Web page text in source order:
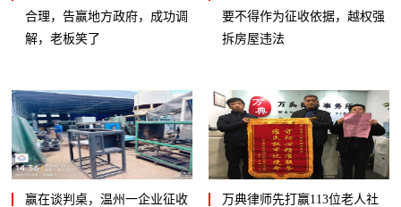
合理，告赢地方政府，成功调
解，老板笑了
要不得作为征收依据，越权强
拆房屋违法
赢在谈判桌，温州一企业征收
万典律师先打赢113位老人社